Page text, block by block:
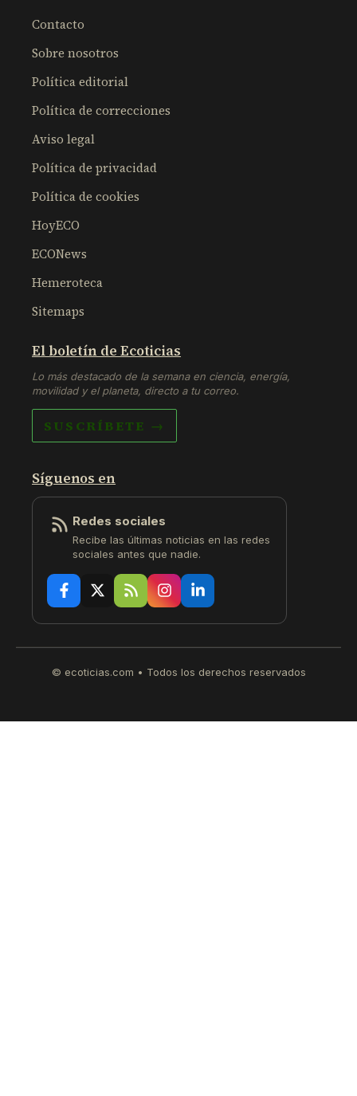
Contacto
Sobre nosotros
Política editorial
Política de correcciones
Aviso legal
Política de privacidad
Política de cookies
HoyECO
ECONews
Hemeroteca
Sitemaps
El boletín de Ecoticias
Lo más destacado de la semana en ciencia, energía,
movilidad y el planeta, directo a tu correo.
SUSCRÍBETE →
Síguenos en
Redes sociales
Recibe las últimas noticias en las redes
sociales antes que nadie.
© ecoticias.com • Todos los derechos reservados